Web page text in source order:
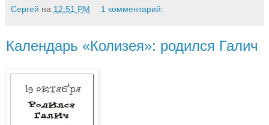
Сергей на 12:51 PM 1 комментарий:
Календарь «Колизея»: родился Галич